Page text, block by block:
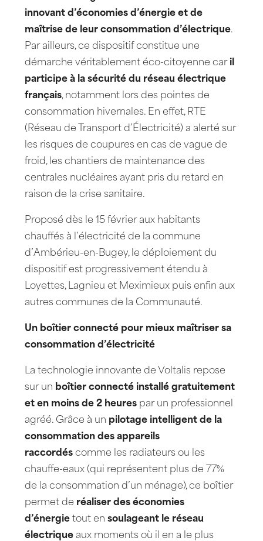
innovant d’économies d’énergie et de
maîtrise de leur consommation d’électrique.
Par ailleurs, ce dispositif constitue une
démarche véritablement éco-citoyenne caril
participe à la sécurité du réseau électrique
français, notamment lors des pointes de
consommation hivernales. En effet, RTE
(Réseau de Transport d’Électricité) a alerté sur
les risques de coupures en cas de vague de
froid, les chantiers de maintenance des
centrales nucléaires ayant pris du retard en
raison de la crise sanitaire.
Proposé dès le 15 février aux habitants
chauffés à l’électricité de la commune
d’Ambérieu-en-Bugey, le déploiement du
dispositif est progressivement étendu à
Loyettes, Lagnieu et Meximieux puis enfin aux
autres communes de la Communauté.
Un boîtier connecté pour mieux maîtriser sa
consommation d’électricité
La technologie innovante de Voltalis repose
sur un boîtier connecté installé gratuitement
et en moins de 2 heures par un professionnel
agréé. Grâce à un pilotage intelligent de la
consommation des appareils
raccordés comme les radiateurs ou les
chauffe-eaux (qui représentent plus de 77%
de la consommation d’un ménage), ce boîtier
permet de réaliser des économies
d’énergie tout en soulageant le réseau
électrique aux moments où il en a le plus